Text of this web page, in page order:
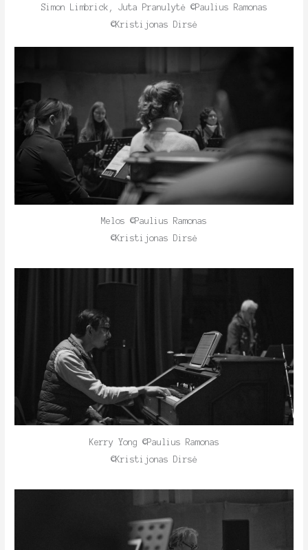
Simon Limbrick, Juta Pranulytė ©Paulius Ramonas
©Kristijonas Dirsė
Melos ©Paulius Ramonas
©Kristijonas Dirsė
Kerry Yong ©Paulius Ramonas
©Kristijonas Dirsė